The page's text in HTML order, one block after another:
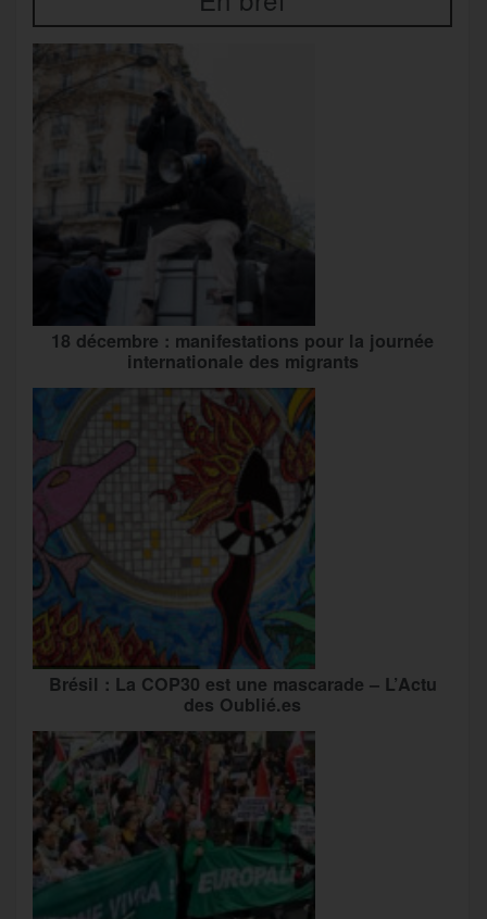
18 décembre : manifestations pour la journée
internationale des migrants
Brésil : La COP30 est une mascarade – L’Actu
des Oublié.es